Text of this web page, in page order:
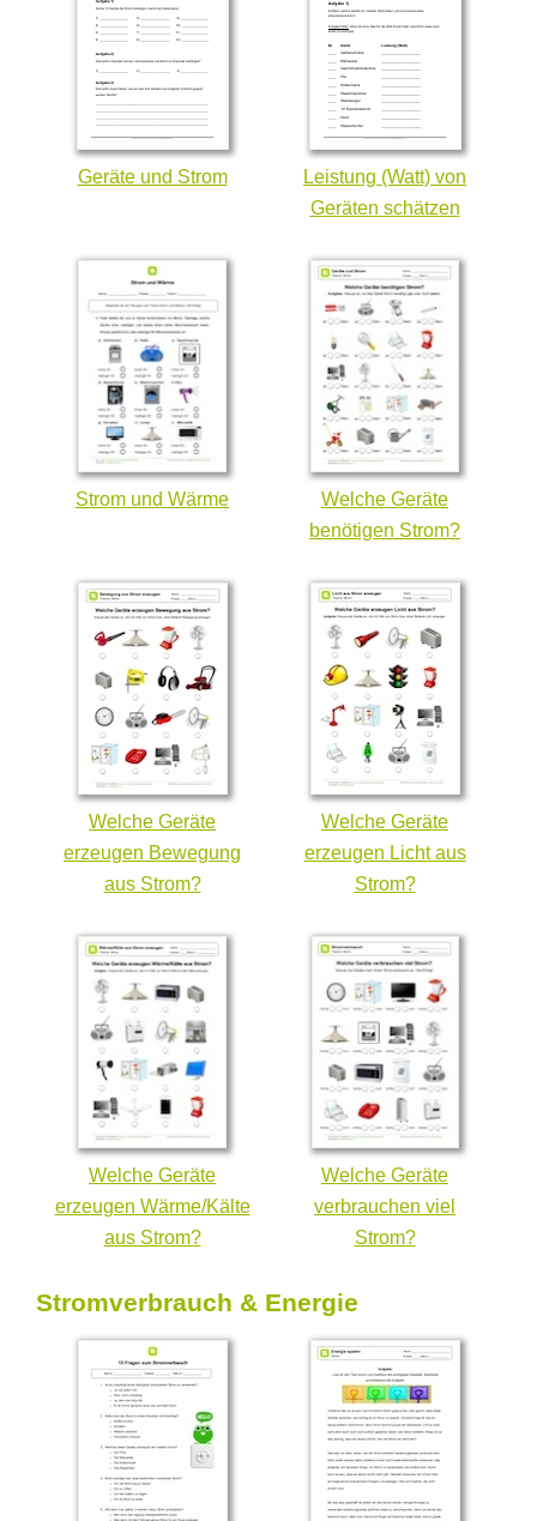
Geräte und Strom
Leistung (Watt) von
Geräten schätzen
Strom und Wärme
Welche Geräte
benötigen Strom?
Welche Geräte
erzeugen Bewegung
aus Strom?
Welche Geräte
erzeugen Licht aus
Strom?
Welche Geräte
erzeugen Wärme/Kälte
aus Strom?
Welche Geräte
verbrauchen viel
Strom?
Stromverbrauch & Energie